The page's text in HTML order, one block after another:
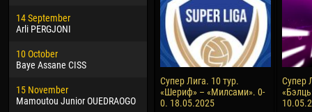
14 September
Arli PERGJONI
10 October
Baye Assane CISS
15 November
Mamoutou Junior OUEDRAOGO
24 February
Vladislav COSTIN
02 March
Veaceslav COZMA
09 March
Emmanuel AFETSE
13
15
24
Супер Лига. 10 тур.
«Шериф» – «Милсами». 0-
0. 18.05.2025
Супер